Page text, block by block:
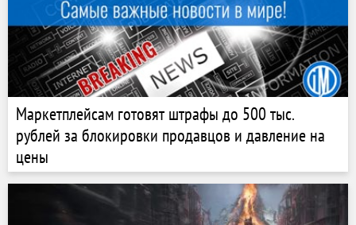
Маркетплейсам готовят штрафы до 500 тыс.
рублей за блокировки продавцов и давление на
цены